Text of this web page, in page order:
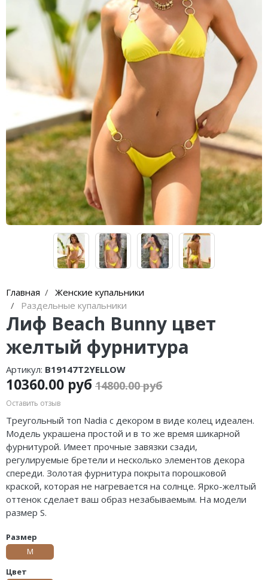
Главная
Женские купальники
Раздельные купальники
Лиф Beach Bunny цвет
желтый фурнитура
Артикул: B19147T2YELLOW
10360.00 руб 14800.00 руб
Оставить отзыв
Треугольный топ Nadia с декором в виде колец идеален.
Модель украшена простой и в то же время шикарной
фурнитурой. Имеет прочные завязки сзади,
регулируемые бретели и несколько элементов декора
спереди. Золотая фурнитура покрыта порошковой
краской, которая не нагревается на солнце. Ярко-желтый
оттенок сделает ваш образ незабываемым. На модели
размер S.
Размер
M
Цвет
Nuria Ferrer
Bond-eye
Heroine Sport
Tkees